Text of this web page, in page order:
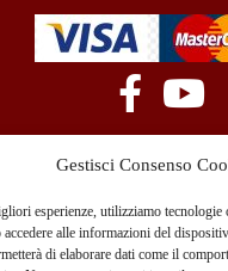
Gestisci Consenso
esperienze, utilizziamo tecnologie
accedere alle informazioni del
di elaborare dati come il